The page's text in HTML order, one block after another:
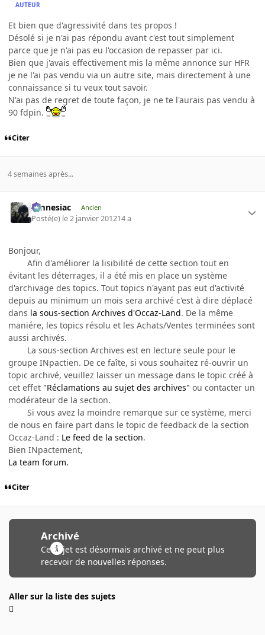
AUTEUR
Et bien que d'agressivité dans tes propos !
Désolé si je n'ai pas répondu avant c'est tout simplement
parce que je n'ai pas eu l'occasion de repasser par ici.
Bien que j'avais effectivement mis la même annonce sur HFR
je ne l'ai pas vendu via un autre site, mais directement à une
connaissance si tu veux tout savoir.
N'ai pas de regret de toute façon, je ne te l'aurais pas vendu à
90 fdpin.
Citer
4 semaines après...
Amnesiac Ancien
Posté(e) le 2 janvier 201214 a
Bonjour,
Afin d'améliorer la lisibilité de cette section tout en
évitant les déterrages, il a été mis en place un système
d'archivage des topics. Tout topics n'ayant pas eut d'activité
depuis au minimum un mois sera archivé c'est à dire déplacé
dans la sous-section Archives d'Occaz-Land. De la même
maniére, les topics résolu et les Achats/Ventes terminées sont
aussi archivés.
La sous-section Archives est en lecture seule pour le
groupe INpactien. De ce faîte, si vous souhaitez ré-ouvrir un
topic archivé, veuillez laisser un message dans le topic créé à
cet effet "Réclamations au sujet des archives" ou contacter un
modérateur de la section.
Si vous avez la moindre remarque sur ce système, merci
de nous en faire part dans le topic de feedback de la section
Occaz-Land : Le feed de la section.
Bien INpactement,
La team forum.
Citer
Archivé
Ce sujet est désormais archivé et ne peut plus
recevoir de nouvelles réponses.
Aller sur la liste des sujets